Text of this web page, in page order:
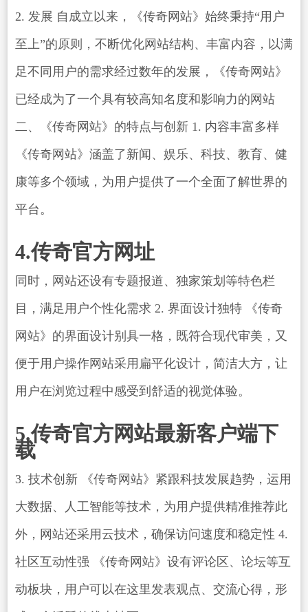
2. 发展 自成立以来，《传奇网站》始终秉持“用户
至上”的原则，不断优化网站结构、丰富内容，以满
足不同用户的需求经过数年的发展，《传奇网站》
已经成为了一个具有较高知名度和影响力的网站
二、《传奇网站》的特点与创新 1. 内容丰富多样
《传奇网站》涵盖了新闻、娱乐、科技、教育、健
康等多个领域，为用户提供了一个全面了解世界的
平台。
4.传奇官方网址
同时，网站还设有专题报道、独家策划等特色栏
目，满足用户个性化需求 2. 界面设计独特 《传奇
网站》的界面设计别具一格，既符合现代审美，又
便于用户操作网站采用扁平化设计，简洁大方，让
用户在浏览过程中感受到舒适的视觉体验。
5.传奇官方网站最新客户端下
载
3. 技术创新 《传奇网站》紧跟科技发展趋势，运用
大数据、人工智能等技术，为用户提供精准推荐此
外，网站还采用云技术，确保访问速度和稳定性 4.
社区互动性强 《传奇网站》设有评论区、论坛等互
动板块，用户可以在这里发表观点、交流心得，形